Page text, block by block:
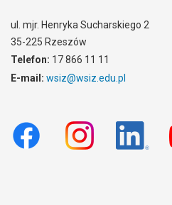
ul. mjr. Henryka Sucharskiego 2
35-225 Rzeszów
Telefon: 17 866 11 11
E-mail: wsiz@wsiz.edu.pl